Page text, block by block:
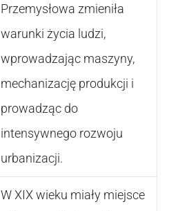
Przemysłowa zmieniła
warunki życia ludzi,
wprowadzając maszyny,
mechanizację produkcji i
prowadząc do
intensywnego rozwoju
urbanizacji.
W XIX wieku miały miejsce